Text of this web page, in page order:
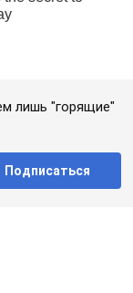
лишь "горящие"
Подписаться